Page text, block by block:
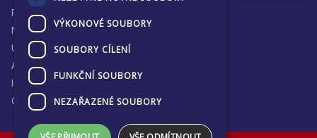
Proč jsme hrdí na ECP
Naše výsledky
Univerzitní destinace
Absolventi
Inspekční zprávy
Ochrana osobních údajů
VÝKONOVÉ SOUBORY
SOUBORY CÍLENÍ
FUNKČNÍ SOUBORY
NEZAŘAZENÉ SOUBORY